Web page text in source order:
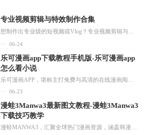
专业视频剪辑与特效制作合集
想制作出专业级的短视频或Vlog？专业视频剪辑与特效制作大全专题为你提供了从剪辑、抠像到特效包装的全套解决方案。无论是添加炫酷的片头、进行精准的视频抠图，还是制...
06-24
乐可漫画app下载教程手机版-乐可漫画app
怎么看小说
乐可漫画APP，堪称主打免费与高清的在线漫画阅读神器。其官方版提供海量完整版漫画资源，无论是国内漫画，还是日漫、韩漫、台漫、美漫等国外漫画，应有尽有，随时供你阅读。只需轻点一下，便能直接进入阅读界面。不仅如此，乐可漫画最新版本更新速度极快，在这里，你总能抢先看到全网一手漫画章节内容！...
06-23
漫蛙3Manwa3最新图文教程-漫蛙3Manwa3
下载技巧教学
漫蛙MANWA3，汇聚全球热门漫画资源，涵盖韩漫、欧美漫画、国漫等多种类型，题材丰富多样，全方位满足用户阅读喜好。它不仅是阅读平台，更是创作平台，为广大用户打造零门槛创作环境。...